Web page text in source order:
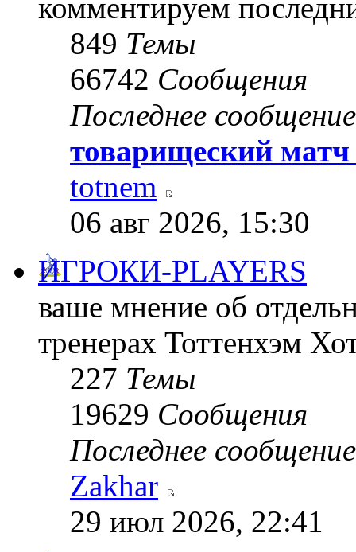
комментируем
849 Темы
66742 Сообщения
Последнее сообщение
товарищеский матч
totnem
06 авг 2026, 15:30
ИГРОКИ-PLAYERS
ваше мнение об
тренерах Тоттенхэм
227 Темы
19629 Сообщения
Последнее сообщение
Zakhar
29 июл 2026, 22:41